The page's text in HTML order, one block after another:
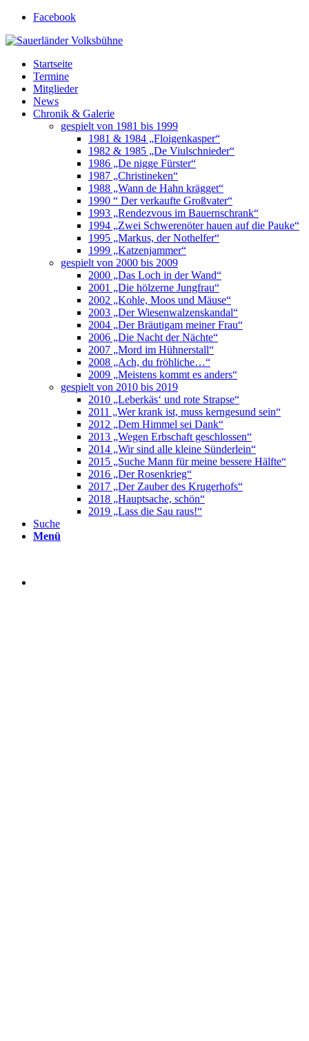
Facebook
Startseite
Termine
Mitglieder
News
Chronik & Galerie
gespielt von 1981 bis 1999
1981 & 1984 „Floigenkasper“
1982 & 1985 „De Viulschnieder“
1986 „De nigge Fürster“
1987 „Christineken“
1988 „Wann de Hahn krägget“
1990 “ Der verkaufte Großvater“
1993 „Rendezvous im Bauernschrank“
1994 „Zwei Schwerenöter hauen auf die Pauke“
1995 „Markus, der Nothelfer“
1999 „Katzenjammer“
gespielt von 2000 bis 2009
2000 „Das Loch in der Wand“
2001 „Die hölzerne Jungfrau“
2002 „Kohle, Moos und Mäuse“
2003 „Der Wiesenwalzenskandal“
2004 „Der Bräutigam meiner Frau“
2006 „Die Nacht der Nächte“
2007 „Mord im Hühnerstall“
2008 „Ach, du fröhliche…“
2009 „Meistens kommt es anders“
gespielt von 2010 bis 2019
2010 „Leberkäs‘ und rote Strapse“
2011 „Wer krank ist, muss kerngesund sein“
2012 „Dem Himmel sei Dank“
2013 „Wegen Erbschaft geschlossen“
2014 „Wir sind alle kleine Sünderlein“
2015 „Suche Mann für meine bessere Hälfte“
2016 „Der Rosenkrieg“
2017 „Der Zauber des Krugerhofs“
2018 „Hauptsache, schön“
2019 „Lass die Sau raus!“
Suche
Menü